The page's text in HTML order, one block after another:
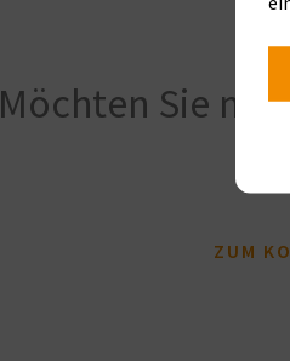
Möchten Sie
ZUM